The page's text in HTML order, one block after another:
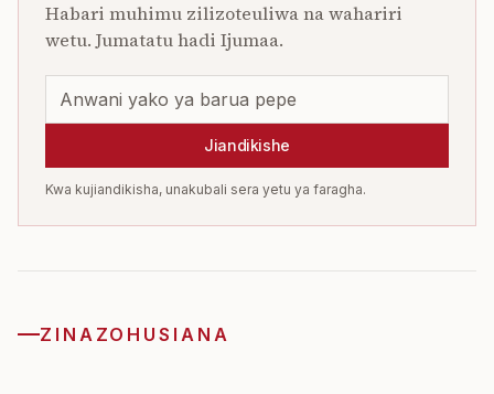
Habari muhimu zilizoteuliwa na wahariri
wetu. Jumatatu hadi Ijumaa.
Jiandikishe
Kwa kujiandikisha, unakubali sera yetu ya faragha.
ZINAZOHUSIANA